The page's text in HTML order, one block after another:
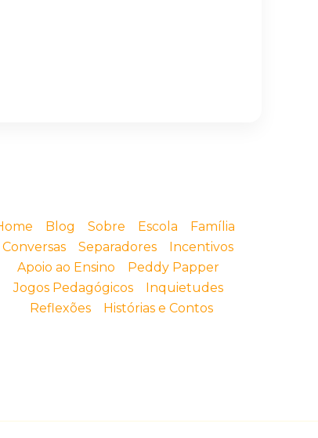
Blog Sobre Escola
Família
Conversas
Separadores
Incentivos
Apoio ao Ensino
Peddy Papper
Jogos Pedagógicos
Inquietudes
Reflexões
Histórias e Contos